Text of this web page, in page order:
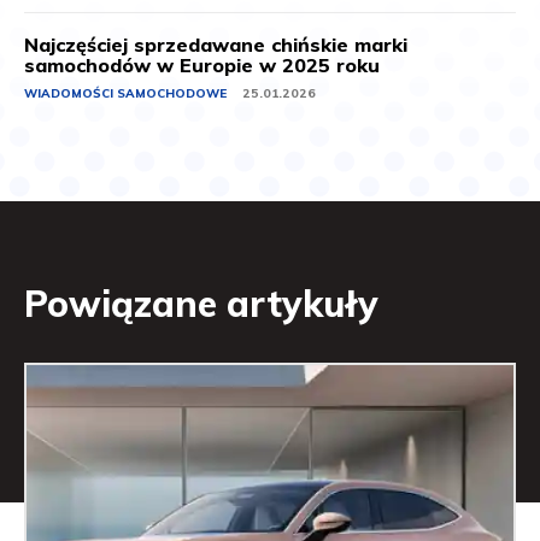
Najczęściej sprzedawane chińskie marki
samochodów w Europie w 2025 roku
WIADOMOŚCI SAMOCHODOWE 25.01.2026
Powiązane artykuły